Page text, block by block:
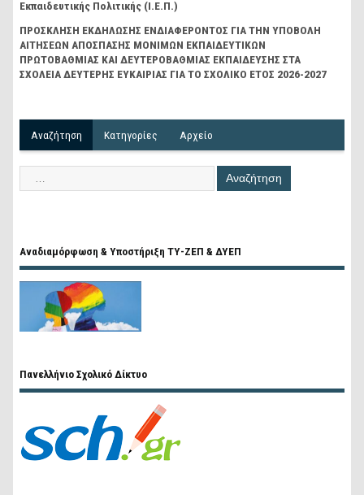
Εκπαιδευτικής Πολιτικής (Ι.Ε.Π.)
ΠΡΟΣΚΛΗΣΗ ΕΚΔΗΛΩΣΗΣ ΕΝΔΙΑΦΕΡΟΝΤΟΣ ΓΙΑ ΤΗΝ ΥΠΟΒΟΛΗ
ΑΙΤΗΣΕΩΝ ΑΠΟΣΠΑΣΗΣ ΜΟΝΙΜΩΝ ΕΚΠΑΙΔΕΥΤΙΚΩΝ
ΠΡΩΤΟΒΑΘΜΙΑΣ ΚΑΙ ΔΕΥΤΕΡΟΒΑΘΜΙΑΣ ΕΚΠΑΙΔΕΥΣΗΣ ΣΤΑ
ΣΧΟΛΕΙΑ ΔΕΥΤΕΡΗΣ ΕΥΚΑΙΡΙΑΣ ΓΙΑ ΤΟ ΣΧΟΛΙΚΟ ΕΤΟΣ 2026-2027
Αναζήτηση Kατηγορίες Αρχείο
Αναδιαμόρφωση & Υποστήριξη ΤΥ-ΖΕΠ & ΔΥΕΠ
Πανελλήνιο Σχολικό Δίκτυο